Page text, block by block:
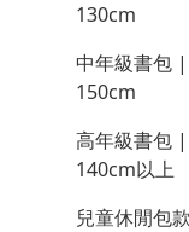
130cm
中年級書包
150cm
高年級書包 |
140cm以上
兒童休閒包